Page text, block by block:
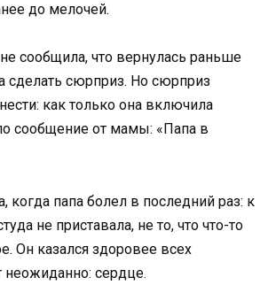
до мелочей.
сообщила, что вернулась раньше
сделать сюрприз. Но сюрприз
как только она включила
сообщение от мамы: «Папа в
когда папа болел в последний раз: к
не приставала, не то, что что-то
Он казался здоровее всех
неожиданно: сердце.